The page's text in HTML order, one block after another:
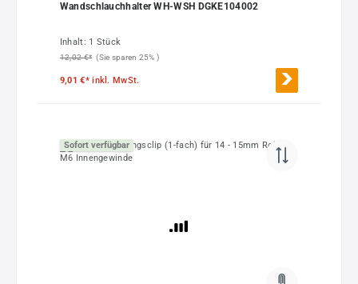
Wandschlauchhalter WH-WSH DGKE104002
Inhalt: 1 Stück
12,02 €* (Sie sparen 25% )
9,01 €*inkl. MwSt.
Sofort verfügbar